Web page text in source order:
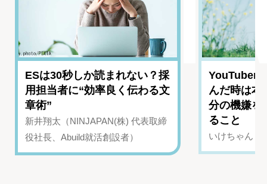
ESは30秒しか読まれない？採
用担当者に“効率良く伝わる文
章術”
新井翔太（NINJAPAN(株) 代表取締
役社長、Abuild就活創設者）
YouTuber
んだ時は
分の機嫌を
ること
いけちゃん（